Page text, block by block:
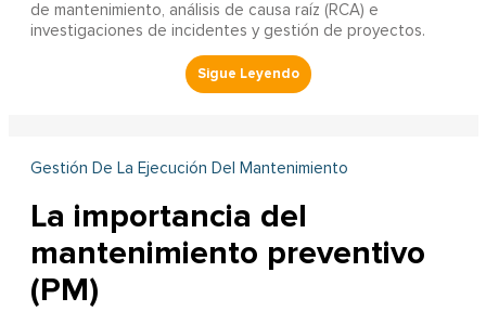
de mantenimiento, análisis de causa raíz (RCA) e
investigaciones de incidentes y gestión de proyectos.
Gestión De La Ejecución Del Mantenimiento
La importancia del
mantenimiento preventivo
(PM)